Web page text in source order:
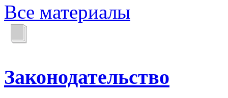
Все материалы
Законодательство